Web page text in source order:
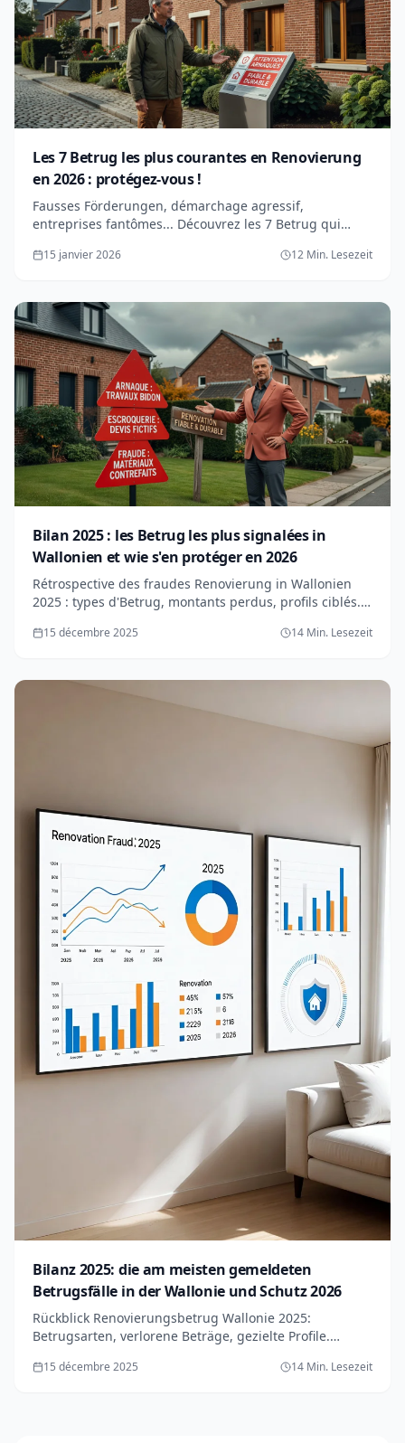
Les 7 Betrug les plus courantes en Renovierung
en 2026 : protégez-vous !
Fausses Förderungen, démarchage agressif,
entreprises fantômes... Découvrez les 7 Betrug qui
Leitfaden complet.
15 janvier 2026 12 Min. Lesezeit
Bilan 2025 : les Betrug les plus signalées in
Wallonien et wie s'en protéger en 2026
Rétrospective des fraudes Renovierung in Wallonien
2025 : types d'Betrug, montants perdus, profils ciblés.
en 2026.
15 décembre 2025 14 Min. Lesezeit
Bilanz 2025: die am meisten gemeldeten
Betrugsfälle in der Wallonie und Schutz 2026
Rückblick Renovierungsbetrug Wallonie 2025:
Betrugsarten, verlorene Beträge, gezielte Profile.
15 décembre 2025 14 Min. Lesezeit